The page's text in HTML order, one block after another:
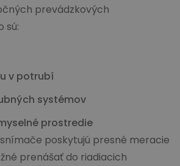
prevádzkových
sú:
v potrubí
systémov
prostredie
poskytujú presné meracie
prenášať do riadiacich